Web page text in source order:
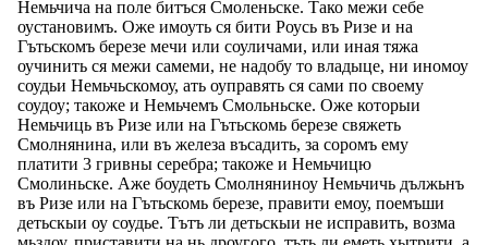
Немьчича на поле битъся Смоленьске. Тако межи себе
оустановимъ. Оже имоуть ся бити Роусь въ Ризе и на
Гътьскомъ березе мечи или соуличами, или иная тяжа
оучинить ся межи самеми, не надобу то владыце, ни иномоу
соудьи Немьчьскомоу, ать оуправять ся сами по своему
соудоу; такоже и Немьчемъ Смольньске. Оже которыи
Немьчиць въ Ризе или на Гътьскомь березе свяжеть
Смолнянина, или въ железа въсадить, за соромъ ему
платити 3 гривны серебра; такоже и Немьчицю
Смолиньске. Аже боудеть Смолняниноу Немьчичь дължьнъ
въ Ризе или на Гътьскомь березе, правити емоу, поемъши
детьскыи оу соудье. Тътъ ли детьскыи не исправить, возма